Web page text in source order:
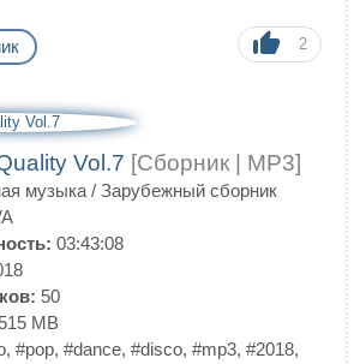
2
Vol.7 [Сборник | MP3]
музыка / Зарубежный сборник
03:43:08
50
515 MB
, #pop, #dance, #disco, #mp3, #2018,